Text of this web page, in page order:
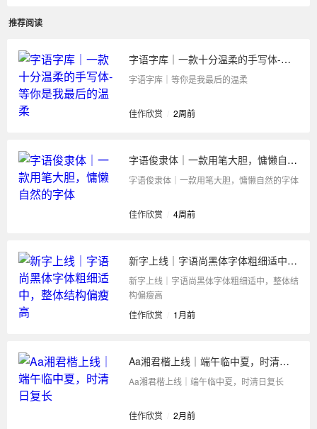
推荐阅读
字语字库｜一款十分温柔的手写体-等你是我最后的温柔
字语字库｜等你是我最后的温柔
佳作欣赏 2周前
字语俊隶体｜一款用笔大胆，慵懒自然的字体
字语俊隶体｜一款用笔大胆，慵懒自然的字体
佳作欣赏 4周前
新字上线｜字语尚黑体字体粗细适中，整体结构偏瘦高
新字上线｜字语尚黑体字体粗细适中，整体结
构偏瘦高
佳作欣赏
1月前
Aa湘君楷上线｜端午临中夏，时清日复长
Aa湘君楷上线｜端午临中夏，时清日复长
佳作欣赏 2月前